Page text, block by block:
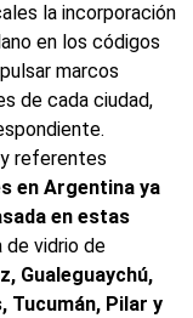
la incorporación
en los códigos
marcos
de cada ciudad,
y referentes
en Argentina ya
en estas
de vidrio de
Gualeguaychú,
Tucumán, Pilar y